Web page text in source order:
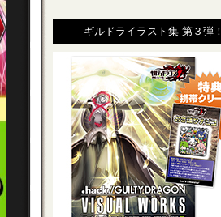
ギルドライラスト集 第３弾！